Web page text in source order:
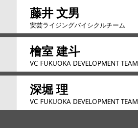
藤井 文男
安芸ライジングバイシクルチーム
檜室 建斗
VC FUKUOKA DEVELOPMENT TEAM
深堀 理
VC FUKUOKA DEVELOPMENT TEAM